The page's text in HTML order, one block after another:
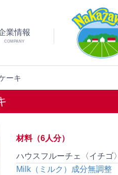
業情報
COMPANY
ーキ
材料（6人分）
ハウスフルーチェ〈イチゴ〉
Milk（ミルク）成分無調整